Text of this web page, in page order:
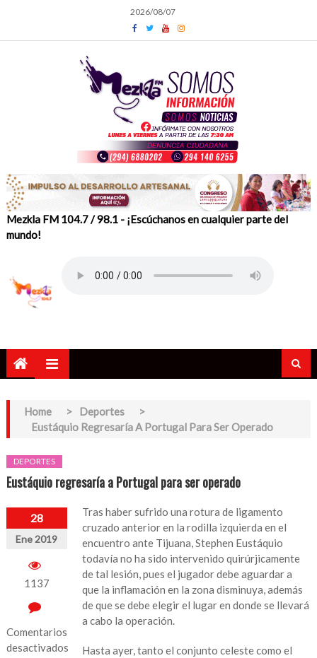
content
2026/08/07
Mezkla FM 104.7 / 98.1 - ¡Escúchanos en cualquier parte del
mundo!
Home > Deportes
>
Eustáquio Regresaría A Portugal Para Ser Operado
DEPORTES
Eustáquio regresaría a Portugal para ser operado
28
Ene 2019
1137
Comentarios
desactivados
Tras haber sufrido una rotura de ligamento
cruzado anterior en la rodilla izquierda en el
encuentro ante Tijuana, Stephen Eustáquio
todavía no ha sido intervenido quirúrjicamente
de tal lesión, pues el jugador debe aguardar a
que la inflamación en la zona disminuya, además
de que se debe elegir el lugar en donde se llevará
a cabo la operación.
Hasta ayer, tanto el conjunto celeste como el